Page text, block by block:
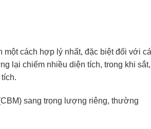
cách hợp lý nhất, đặc biệt đối với
lại chiếm nhiều diện tích, trong khi sắt,
sang trọng lượng riêng, thường